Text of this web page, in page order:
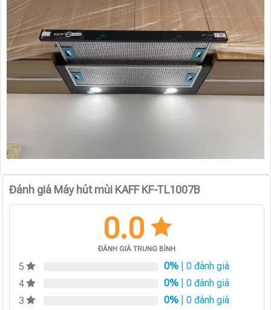
Đánh giá Máy hút mùi KAFF KF-TL1007B
0.0
ĐÁNH GIÁ TRUNG BÌNH
5 0% | 0 đánh giá
4
0% | 0 đánh giá
3
0% | 0 đánh giá